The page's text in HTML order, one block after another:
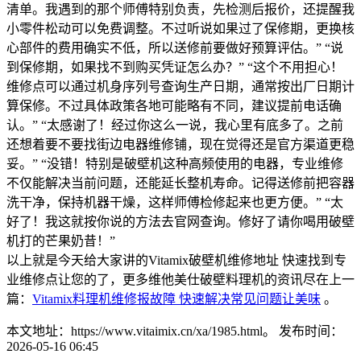
清单。我遇到的那个师傅特别负责，先检测后报价，还提醒我
小零件松动可以免费调整。不过听说如果过了保修期，更换核
心部件的费用确实不低，所以送修前要做好预算评估。” “说
到保修期，如果找不到购买凭证怎么办？” “这个不用担心！
维修点可以通过机身序列号查询生产日期，通常按出厂日期计
算保修。不过具体政策各地可能略有不同，建议提前电话确
认。” “太感谢了！经过你这么一说，我心里有底多了。之前
还想着要不要找街边电器维修铺，现在觉得还是官方渠道更稳
妥。” “没错！特别是破壁机这种高频使用的电器，专业维修
不仅能解决当前问题，还能延长整机寿命。记得送修前把容器
洗干净，保持机器干燥，这样师傅检修起来也更方便。” “太
好了！我这就按你说的方法去官网查询。修好了请你喝用破壁
机打的芒果奶昔！”
以上就是今天给大家讲的Vitamix破壁机维修地址 快速找到专
业维修点让您的了，更多维他美仕破壁料理机的资讯尽在上一
篇： Vitamix料理机维修报故障 快速解决常见问题让美味 。
本文地址：https://www.vitaimix.cn/xa/1985.html。 发布时间：
2026-05-16 06:45